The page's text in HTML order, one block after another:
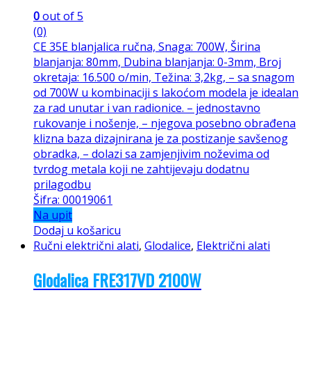
0out of 5
(0)
CE 35E blanjalica ručna, Snaga: 700W, Širina
blanjanja: 80mm, Dubina blanjanja: 0-3mm, Broj
okretaja: 16.500 o/min, Težina: 3,2kg, – sa snagom
od 700W u kombinaciji s lakoćom modela je idealan
za rad unutar i van radionice. – jednostavno
rukovanje i nošenje, – njegova posebno obrađena
klizna baza dizajnirana je za postizanje savšenog
obradka, – dolazi sa zamjenjivim noževima od
tvrdog metala koji ne zahtijevaju dodatnu
prilagodbu
Šifra: 00019061
Na upit
Dodaj u košaricu
Ručni električni alati, Glodalice, Električni alati
Glodalica FRE317VD 2100W